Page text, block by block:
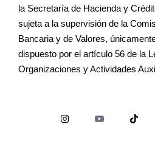
la Secretaría de Hacienda y
sujeta a la supervisión de la
Bancaria y de Valores,
dispuesto por el artículo 56 de la
Organizaciones y Actividades